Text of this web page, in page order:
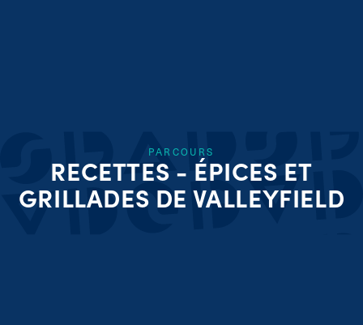
PARCOURS
RECETTES - ÉPICES ET
GRILLADES DE VALLEYFIELD